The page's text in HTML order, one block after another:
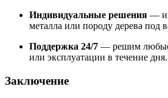
Индивидуальные решения —
металла или породу дерева под
Поддержка 24/7 — решим любые
или эксплуатации в течение дня.
Заключение